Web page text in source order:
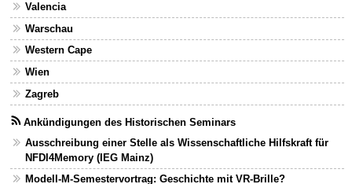
Valencia
Warschau
Western Cape
Wien
Zagreb
Ankündigungen des Historischen Seminars
Ausschreibung einer Stelle als Wissenschaftliche Hilfskraft für
NFDI4Memory (IEG Mainz)
Modell-M-Semestervortrag: Geschichte mit VR-Brille?